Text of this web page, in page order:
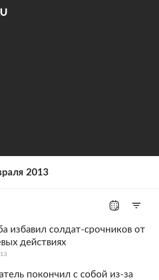
2013
Россия
Силовые структуры
избавил солдат-срочников от
действиях
покончил с собой из-за